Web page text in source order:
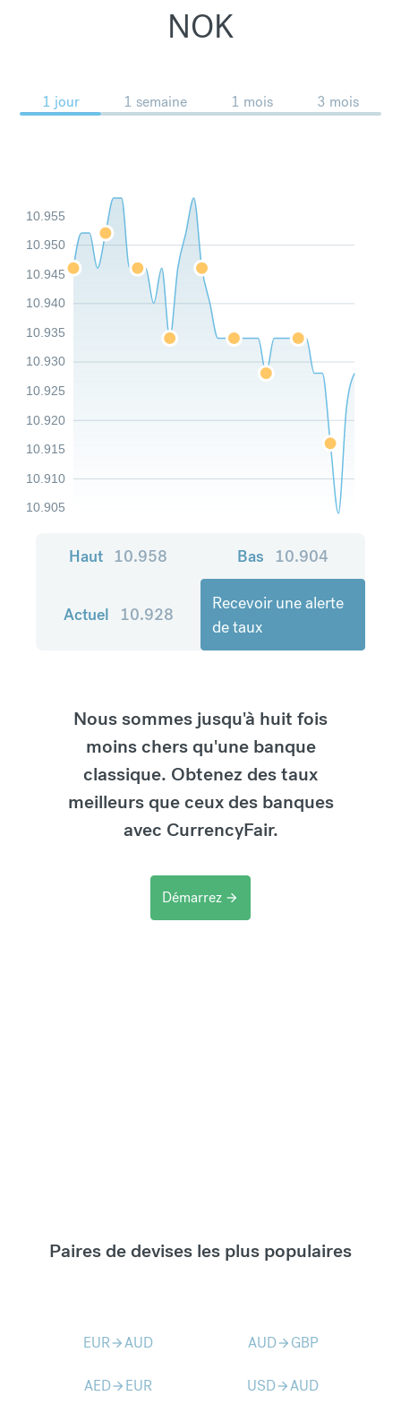
NOK
1 jour 1 semaine 1 mois 3 mois
10.905
10.910
10.915
10.920
10.925
10.930
10.935
10.940
10.945
10.950
10.955
Haut 10.958 Bas 10.904
Actuel 10.928
Recevoir une alerte
de taux
Nous sommes jusqu'à huit fois
moins chers qu'une banque
classique. Obtenez des taux
meilleurs que ceux des banques
avec CurrencyFair.
Démarrez arrow_forward
Paires de devises les plus populaires
EURarrow_forwardAUD AUDarrow_forward GBP
AEDarrow_forward EUR USDarrow_forwardAUD